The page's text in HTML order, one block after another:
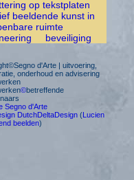
op tekstplaten
beeldende kunst in
ruimte
beveiliging
d'Arte | uitvoering,
onderhoud en advisering
©betreffende
Segno d'Arte
DutchDeltaDesign (Lucien
beelden)